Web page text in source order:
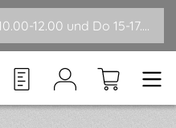
Telefonzeiten Mo,Di,Mi 10.00-12.00 und Do 15-17.00